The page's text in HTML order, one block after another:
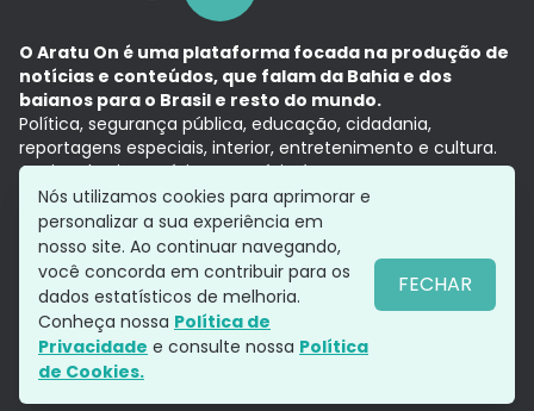
O Aratu On é uma plataforma focada na produção de
notícias e conteúdos, que falam da Bahia e dos
baianos para o Brasil e resto do mundo.
Política, segurança pública, educação, cidadania,
reportagens especiais, interior, entretenimento e cultura.
Aqui, tudo vira notícia e a notícia é no tempo presente,
com a credibilidade do Grupo Aratu.
Grupo Aratu
Política de privacidade
Siga-nos
Nós utilizamos cookies para aprimorar e
personalizar a sua experiência em
nosso site. Ao continuar navegando,
você concorda em contribuir para os
dados estatísticos de melhoria.
Conheça nossa Política de
Privacidade e consulte nossa Política
de Cookies.
FECHAR